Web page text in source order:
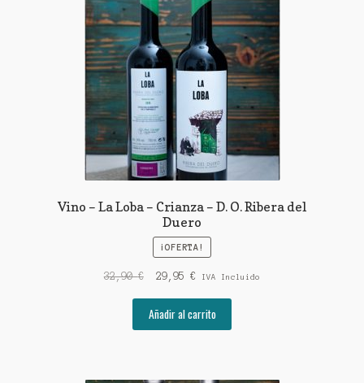
Vino – La Loba – Crianza – D. O. Ribera del
Duero
¡OFERTA!
32,90€
El
original
era:
29,95€ El
actual
es:
IVA Incluido
Añadir al carrito